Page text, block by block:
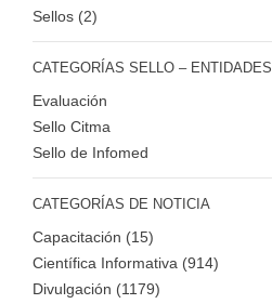
Sellos (2)
CATEGORÍAS SELLO – ENTIDADES
Evaluación
Sello Citma
Sello de Infomed
CATEGORÍAS DE NOTICIA
Capacitación (15)
Científica Informativa (914)
Divulgación (1179)